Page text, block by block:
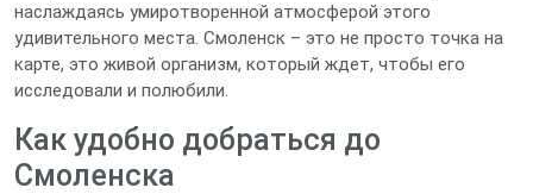
наслаждаясь умиротворенной атмосферой этого
удивительного места. Смоленск – это не просто точка на
карте, это живой организм, который ждет, чтобы его
исследовали и полюбили.
Как удобно добраться до
Смоленска